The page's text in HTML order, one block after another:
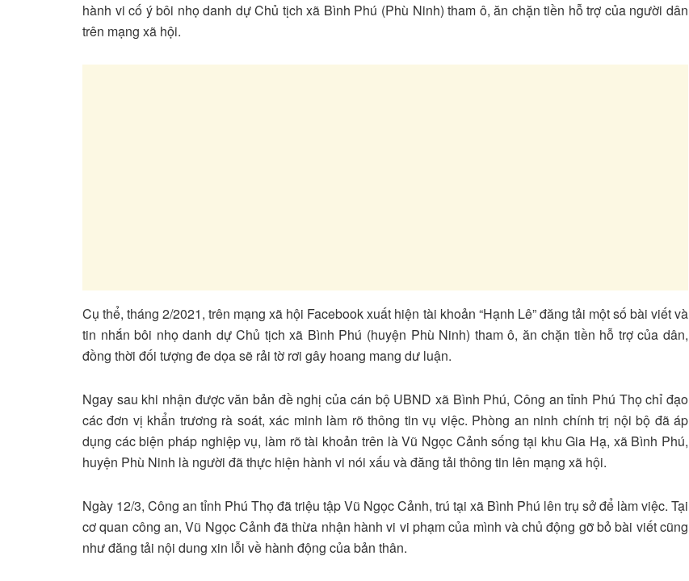
hành vi cố ý bôi nhọ danh dự Chủ tịch xã Bình Phú (Phù Ninh) tham ô, ăn chặn tiền hỗ trợ của người dân
trên mạng xã hội.
Cụ thể, tháng 2/2021, trên mạng xã hội Facebook xuất hiện tài khoản “Hạnh Lê” đăng tải một số bài viết và
tin nhắn bôi nhọ danh dự Chủ tịch xã Bình Phú (huyện Phù Ninh) tham ô, ăn chặn tiền hỗ trợ của dân,
đồng thời đối tượng đe dọa sẽ rải tờ rơi gây hoang mang dư luận.
Ngay sau khi nhận được văn bản đề nghị của cán bộ UBND xã Bình Phú, Công an tỉnh Phú Thọ chỉ đạo
các đơn vị khẩn trương rà soát, xác minh làm rõ thông tin vụ việc. Phòng an ninh chính trị nội bộ đã áp
dụng các biện pháp nghiệp vụ, làm rõ tài khoản trên là Vũ Ngọc Cảnh sống tại khu Gia Hạ, xã Bình Phú,
huyện Phù Ninh là người đã thực hiện hành vi nói xấu và đăng tải thông tin lên mạng xã hội.
Ngày 12/3, Công an tỉnh Phú Thọ đã triệu tập Vũ Ngọc Cảnh, trú tại xã Bình Phú lên trụ sở để làm việc. Tại
cơ quan công an, Vũ Ngọc Cảnh đã thừa nhận hành vi vi phạm của mình và chủ động gỡ bỏ bài viết cũng
như đăng tải nội dung xin lỗi về hành động của bản thân.